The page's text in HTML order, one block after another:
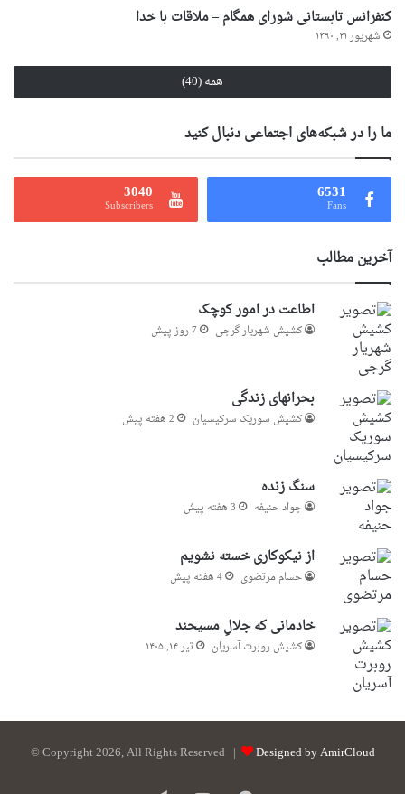
کنفرانس تابستانی شورای همگام – ملاقات با خدا
شهریور ۲۱, ۱۳۹۰
همه (40)
ما را در شبکه‌های اجتماعی دنبال کنید
6531
Fans
3040
Subscribers
آخرین مطالب
اطاعت در امور کوچک
کشیش شهریار گرجى 7 روز پیش
بحرانهای زندگی
کشیش سوریک سرکیسیان 2 هفته پیش
سنگ زنده
جواد حنیفه 3 هفته پیش
از نیکوکاری خسته نشویم
حسام مرتضوی 4 هفته پیش
خادمانی که جلالِ مسیحند
کشیش روبرت آسریان تیر ۱۴, ۱۴۰۵
© Copyright 2026, All Rights Reserved | Designed by AmirCloud